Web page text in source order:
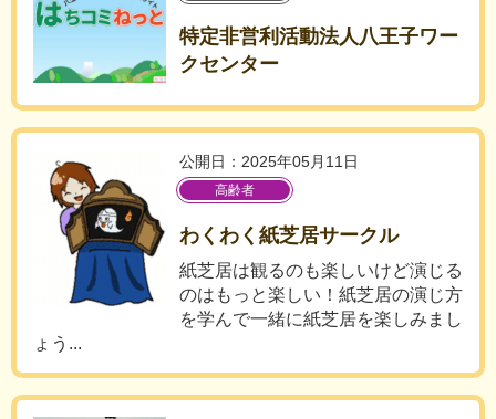
特定非営利活動法人八王子ワー
クセンター
公開日：2025年05月11日
高齢者
わくわく紙芝居サークル
紙芝居は観るのも楽しいけど演じる
のはもっと楽しい！紙芝居の演じ方
を学んで一緒に紙芝居を楽しみまし
ょう...